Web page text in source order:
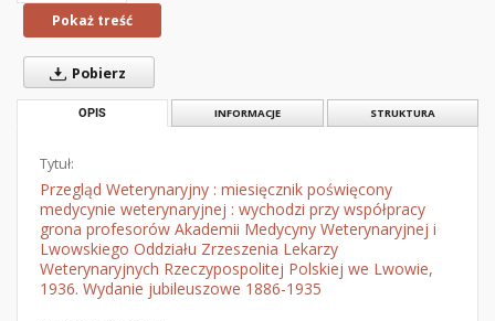
Pokaż treść
Pobierz
OPIS INFORMACJE STRUKTURA
Tytuł:
Przegląd Weterynaryjny : miesięcznik poświęcony
medycynie weterynaryjnej : wychodzi przy współpracy
grona profesorów Akademii Medycyny Weterynaryjnej i
Lwowskiego Oddziału Zrzeszenia Lekarzy
Weterynaryjnych Rzeczypospolitej Polskiej we Lwowie,
1936. Wydanie jubileuszowe 1886-1935